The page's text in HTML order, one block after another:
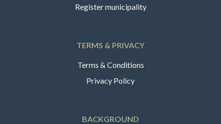
Register municipality
TERMS & PRIVACY
Terms & Conditions
Privacy Policy
BACKGROUND